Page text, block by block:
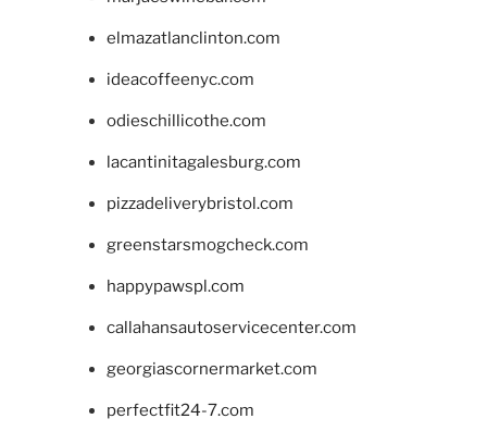
elmazatlanclinton.com
ideacoffeenyc.com
odieschillicothe.com
lacantinitagalesburg.com
pizzadeliverybristol.com
greenstarsmogcheck.com
happypawspl.com
callahansautoservicecenter.com
georgiascornermarket.com
perfectfit24-7.com